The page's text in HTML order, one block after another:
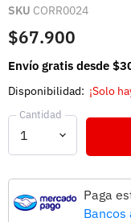
SKU CORR0024
$67.900
Envío gratis desde
Disponibilidad: ¡Solo
Cantidad
Paga
Bancos